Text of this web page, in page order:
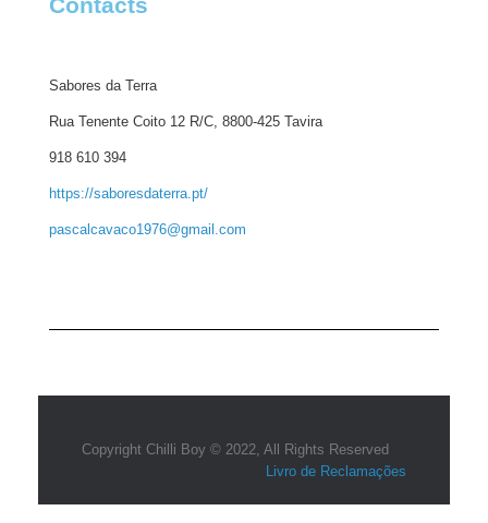
Contacts
Sabores da Terra
Rua Tenente Coito 12 R/C, 8800-425 Tavira
918 610 394
https://saboresdaterra.pt/
pascalcavaco1976@gmail.com
Copyright Chilli Boy © 2022, All Rights Reserved
Livro de Reclamações